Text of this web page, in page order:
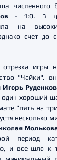
численного
- 1:0. В
на
счет до
отрезка игры
"Чайки",
Игорь Руденков
хороший
"пять на
несколько
Молькова
период
и все шло к